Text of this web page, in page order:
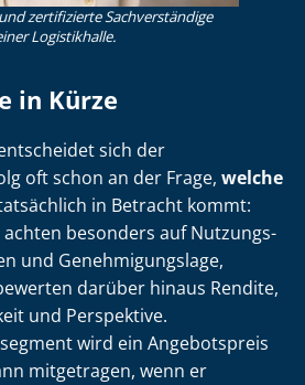
zertifizierte Sachverständige
Logistikhalle.
in Kürze
sich der
oft schon an der Frage, welche
in Betracht kommt:
achten besonders auf Nut­zungs­
und Ge­neh­mi­gungs­la­ge,
darüber hinaus Rendite,
und Perspektive.
wird ein Angebotspreis
mitgetragen, wenn er